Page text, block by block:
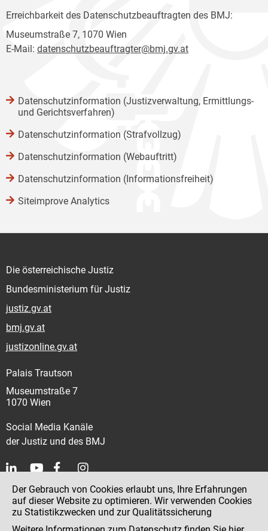
Erreichbarkeit des Datenschutzbeauftragten des BMJ:
Museumstraße 7, 1070 Wien
E-Mail: datenschutzbeauftragter@bmj.gv.at
Datenschutzinformation (Justizverwaltung, Ermittlungs-
und Gerichtsverfahren)
Datenschutzinformation (Strafvollzug)
Datenschutzinformation (Webauftritt)
Datenschutzinformation (Informationsfreiheit)
Siteimprove Analytics
Die österreichische Justiz
Bundesministerium für Justiz
justiz.gv.at
bmj.gv.at
justizonline.gv.at
Palais Trautson
Museumstraße 7
1070 Wien
Social Media Kanäle
der Justiz und des BMJ
Kontakt
Impressum
Der Gebrauch von Cookies erlaubt uns, Ihre Erfahrungen
auf dieser Website zu optimieren. Wir verwenden Cookies
zu Statistikzwecken und zur Qualitätssicherung